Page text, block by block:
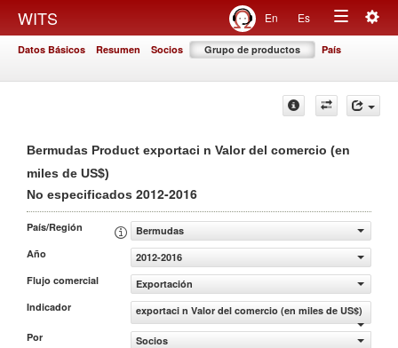
WITS En Es
Toggle
Datos Básicos Resumen Socios Grupo de productos País
Bermudas Product exportaci n Valor del comercio (en
miles de US$)
No especificados 2012-2016
País/Región
Bermudas
Año
2012-2016
Flujo comercial
Exportación
Indicador
exportaci n Valor del comercio (en miles de US$)
Por
Socios